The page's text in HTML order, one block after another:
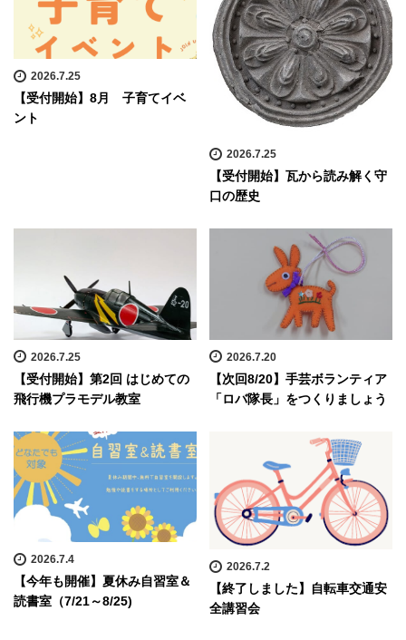
2026.7.25
【受付開始】8月 子育てイベ
ント
2026.7.25
【受付開始】瓦から読み解く守
口の歴史
2026.7.25
【受付開始】第2回 はじめての
飛行機プラモデル教室
2026.7.20
【次回8/20】手芸ボランティア
「ロバ隊長」をつくりましょう
2026.7.4
【今年も開催】夏休み自習室＆
読書室（7/21～8/25)
2026.7.2
【終了しました】自転車交通安
全講習会